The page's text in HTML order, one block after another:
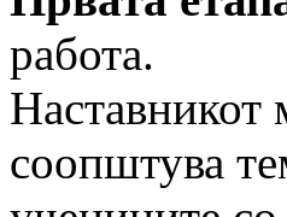
работа.
Наставникот
соопштува